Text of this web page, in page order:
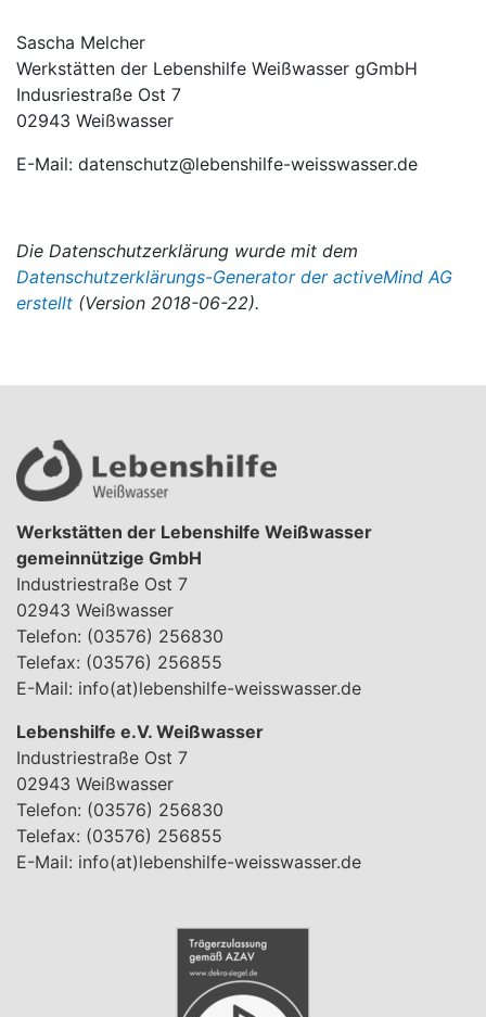
Sascha Melcher
Werkstätten der Lebenshilfe Weißwasser gGmbH
Indusriestraße Ost 7
02943 Weißwasser
E-Mail: datenschutz@lebenshilfe-weisswasser.de
Die Datenschutzerklärung wurde mit dem
Datenschutzerklärungs-Generator der activeMind AG
erstellt (Version 2018-06-22).
Werkstätten der Lebenshilfe Weißwasser
gemeinnützige GmbH
Industriestraße Ost 7
02943 Weißwasser
Telefon: (03576) 256830
Telefax: (03576) 256855
E-Mail: info(at)lebenshilfe-weisswasser.de
Lebenshilfe e.V. Weißwasser
Industriestraße Ost 7
02943 Weißwasser
Telefon: (03576) 256830
Telefax: (03576) 256855
E-Mail: info(at)lebenshilfe-weisswasser.de